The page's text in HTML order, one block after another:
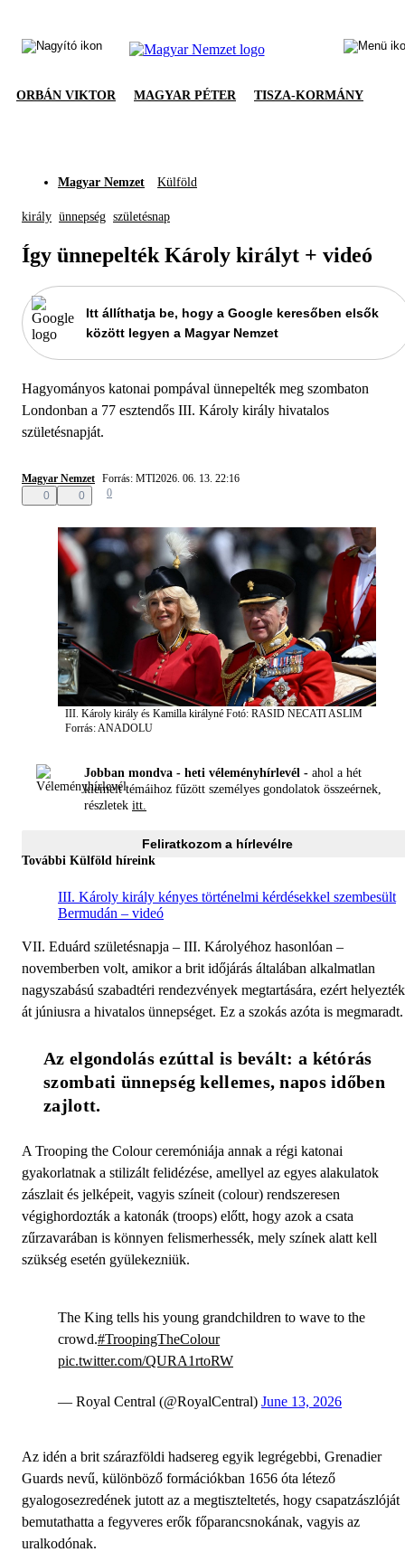
ORBÁN VIKTOR MAGYAR PÉTER TISZA-KORMÁNY
Magyar Nemzet Külföld
király ünnepség születésnap
Így ünnepelték Károly királyt + videó
Itt állíthatja be, hogy a Google keresőben elsők
között legyen a Magyar Nemzet
Hagyományos katonai pompával ünnepelték meg szombaton
Londonban a 77 esztendős III. Károly király hivatalos
születésnapját.
Magyar Nemzet Forrás: MTI2026. 06. 13. 22:16
0
0 0
III. Károly király és Kamilla királyné Fotó: RASID NECATI ASLIM
Forrás: ANADOLU
Jobban mondva - heti véleményhírlevél - ahol a hét
kiemelt témáihoz fűzött személyes gondolatok összeérnek,
részletek itt.
Feliratkozom a hírlevélre
További Külföld híreink
III. Károly király kényes történelmi kérdésekkel szembesült
Bermudán – videó
VII. Eduárd születésnapja – III. Károlyéhoz hasonlóan –
novemberben volt, amikor a brit időjárás általában alkalmatlan
nagyszabású szabadtéri rendezvények megtartására, ezért helyezték
át júniusra a hivatalos ünnepséget. Ez a szokás azóta is megmaradt.
Az elgondolás ezúttal is bevált: a kétórás
szombati ünnepség kellemes, napos időben
zajlott.
A Trooping the Colour ceremóniája annak a régi katonai
gyakorlatnak a stilizált felidézése, amellyel az egyes alakulatok
zászlait és jelképeit, vagyis színeit (colour) rendszeresen
végighordozták a katonák (troops) előtt, hogy azok a csata
zűrzavarában is könnyen felismerhessék, mely színek alatt kell
szükség esetén gyülekezniük.
The King tells his young grandchildren to wave to the
crowd.#TroopingTheColour
pic.twitter.com/QURA1rtoRW
— Royal Central (@RoyalCentral) June 13, 2026
Az idén a brit szárazföldi hadsereg egyik legrégebbi, Grenadier
Guards nevű, különböző formációkban 1656 óta létező
gyalogosezredének jutott az a megtiszteltetés, hogy csapatzászlóját
bemutathatta a fegyveres erők főparancsnokának, vagyis az
uralkodónak.